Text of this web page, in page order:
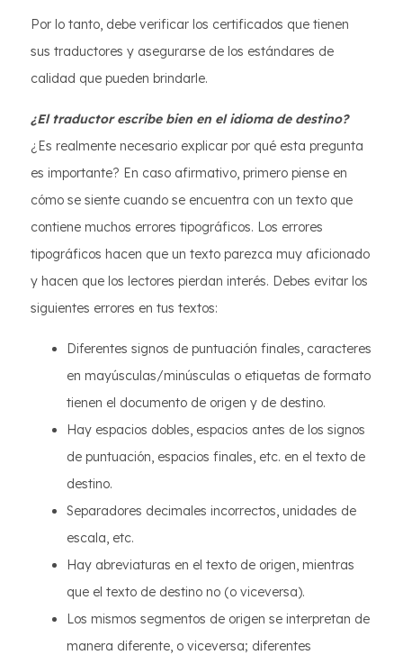
Por lo tanto, debe verificar los certificados que tienen
sus traductores y asegurarse de los estándares de
calidad que pueden brindarle.
¿El traductor escribe bien en el idioma de destino?
¿Es realmente necesario explicar por qué esta pregunta
es importante? En caso afirmativo, primero piense en
cómo se siente cuando se encuentra con un texto que
contiene muchos errores tipográficos. Los errores
tipográficos hacen que un texto parezca muy aficionado
y hacen que los lectores pierdan interés. Debes evitar los
siguientes errores en tus textos:
Diferentes signos de puntuación finales, caracteres
en mayúsculas/minúsculas o etiquetas de formato
tienen el documento de origen y de destino.
Hay espacios dobles, espacios antes de los signos
de puntuación, espacios finales, etc. en el texto de
destino.
Separadores decimales incorrectos, unidades de
escala, etc.
Hay abreviaturas en el texto de origen, mientras
que el texto de destino no (o viceversa).
Los mismos segmentos de origen se interpretan de
manera diferente, o viceversa; diferentes